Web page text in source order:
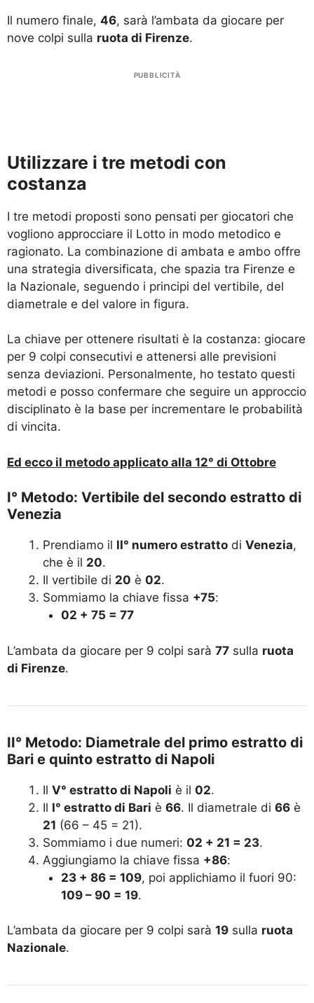
Il numero finale, 46, sarà l’ambata da giocare per
nove colpi sulla ruota di Firenze.
PUBBLICITÀ
Utilizzare i tre metodi con
costanza
I tre metodi proposti sono pensati per giocatori che
vogliono approcciare il Lotto in modo metodico e
ragionato. La combinazione di ambata e ambo offre
una strategia diversificata, che spazia tra Firenze e
la Nazionale, seguendo i principi del vertibile, del
diametrale e del valore in figura.
La chiave per ottenere risultati è la costanza: giocare
per 9 colpi consecutivi e attenersi alle previsioni
senza deviazioni. Personalmente, ho testato questi
metodi e posso confermare che seguire un approccio
disciplinato è la base per incrementare le probabilità
di vincita.
Ed ecco il metodo applicato alla 12° di Ottobre
I° Metodo: Vertibile del secondo estratto di
Venezia
Prendiamo il II° numero estratto di Venezia,
che è il 20.
Il vertibile di 20 è 02.
Sommiamo la chiave fissa +75:
02 + 75 = 77
L’ambata da giocare per 9 colpi sarà 77 sulla ruota
di Firenze.
II° Metodo: Diametrale del primo estratto di
Bari e quinto estratto di Napoli
Il V° estratto di Napoli è il 02.
Il I° estratto di Bari è 66. Il diametrale di 66 è
21 (66 – 45 = 21).
Sommiamo i due numeri: 02 + 21 = 23.
Aggiungiamo la chiave fissa +86:
23 + 86 = 109, poi applichiamo il fuori 90:
109 – 90 = 19.
L’ambata da giocare per 9 colpi sarà 19 sulla ruota
Nazionale.